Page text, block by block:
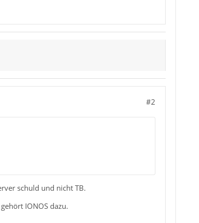
#2
schuld und nicht TB.
IONOS dazu.